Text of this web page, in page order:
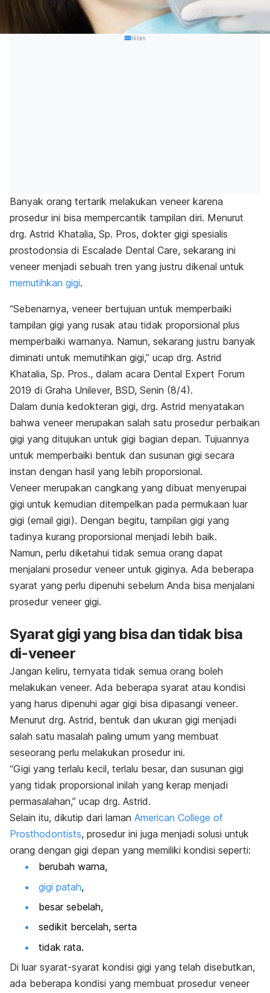
Iklan
Banyak orang tertarik melakukan veneer karena
prosedur ini bisa mempercantik tampilan diri. Menurut
drg. Astrid Khatalia, Sp. Pros, dokter gigi spesialis
prostodonsia di Escalade Dental Care, sekarang ini
veneer menjadi sebuah tren yang justru dikenal untuk
memutihkan gigi.
“Sebenarnya, veneer bertujuan untuk memperbaiki
tampilan gigi yang rusak atau tidak proporsional plus
memperbaiki warnanya. Namun, sekarang justru banyak
diminati untuk memutihkan gigi,” ucap drg. Astrid
Khatalia, Sp. Pros., dalam acara Dental Expert Forum
2019 di Graha Unilever, BSD, Senin (8/4).
Dalam dunia kedokteran gigi, drg. Astrid menyatakan
bahwa veneer merupakan salah satu prosedur perbaikan
gigi yang ditujukan untuk gigi bagian depan. Tujuannya
untuk memperbaiki bentuk dan susunan gigi secara
instan dengan hasil yang lebih proporsional.
Veneer merupakan cangkang yang dibuat menyerupai
gigi untuk kemudian ditempelkan pada permukaan luar
gigi (email gigi). Dengan begitu, tampilan gigi yang
tadinya kurang proporsional menjadi lebih baik.
Namun, perlu diketahui tidak semua orang dapat
menjalani prosedur veneer untuk giginya. Ada beberapa
syarat yang perlu dipenuhi sebelum Anda bisa menjalani
prosedur veneer gigi.
Syarat gigi yang bisa dan tidak bisa
di-veneer
Jangan keliru, ternyata tidak semua orang boleh
melakukan veneer. Ada beberapa syarat atau kondisi
yang harus dipenuhi agar gigi bisa dipasangi veneer.
Menurut drg. Astrid, bentuk dan ukuran gigi menjadi
salah satu masalah paling umum yang membuat
seseorang perlu melakukan prosedur ini.
“Gigi yang terlalu kecil, terlalu besar, dan susunan gigi
yang tidak proporsional inilah yang kerap menjadi
permasalahan,” ucap drg. Astrid.
Selain itu, dikutip dari laman American College of
Prosthodontists, prosedur ini juga menjadi solusi untuk
orang dengan gigi depan yang memiliki kondisi seperti:
berubah warna,
gigi patah,
besar sebelah,
sedikit bercelah, serta
tidak rata.
Di luar syarat-syarat kondisi gigi yang telah disebutkan,
ada beberapa kondisi yang membuat prosedur veneer